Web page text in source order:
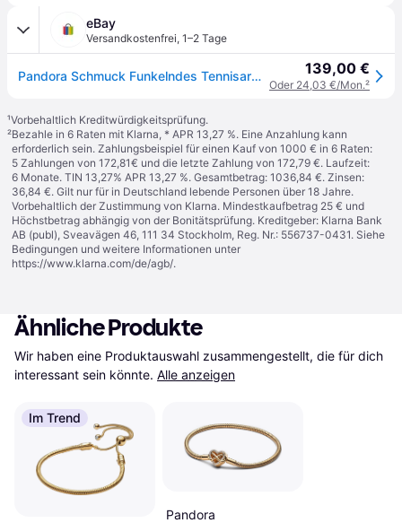
eBay
Versandkostenfrei, 1–2 Tage
Pandora Schmuck Funkelndes Tennisarmband Goldfarben 561469c01 139,00 €
Oder 24,03 €/Mon.²
¹Vorbehaltlich Kreditwürdigkeitsprüfung.
²Bezahle in 6 Raten mit Klarna, * APR 13,27 %. Eine Anzahlung kann
erforderlich sein. Zahlungsbeispiel für einen Kauf von 1000 € in 6 Raten:
5 Zahlungen von 172,81€ und die letzte Zahlung von 172,79 €. Laufzeit:
6 Monate. TIN 13,27% APR 13,27 %. Gesamtbetrag: 1036,84 €. Zinsen:
36,84 €. Gilt nur für in Deutschland lebende Personen über 18 Jahre.
Vorbehaltlich der Zustimmung von Klarna. Mindestkaufbetrag 25 € und
Höchstbetrag abhängig von der Bonitätsprüfung. Kreditgeber: Klarna Bank
AB (publ), Sveavägen 46, 111 34 Stockholm, Reg. Nr.: 556737-0431. Siehe
Bedingungen und weitere Informationen unter
https://www.klarna.com/de/agb/.
Ähnliche Produkte
Wir haben eine Produktauswahl zusammengestellt, die für dich
interessant sein könnte. Alle anzeigen
Im Trend
Pandora